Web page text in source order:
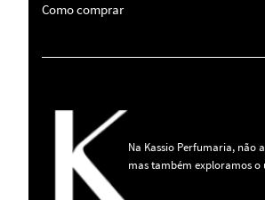
Como comprar
Na Kassio Perfumaria, não
mas também exploramos o